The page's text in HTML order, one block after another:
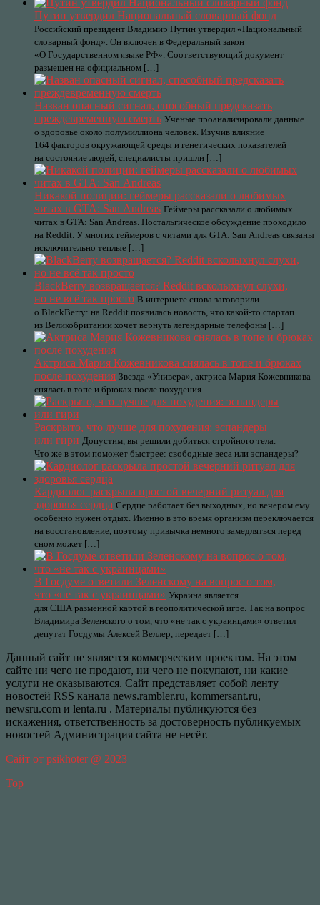
Путин утвердил Национальный словарный фонд
Российский президент Владимир Путин утвердил «Национальный
словарный фонд». Он включен в Федеральный закон
«О Государственном языке РФ». Соответствующий документ
размещен на официальном […]
Назван опасный сигнал, способный предсказать
преждевременную смерть Ученые проанализировали данные
о здоровье около полумиллиона человек. Изучив влияние
164 факторов окружающей среды и генетических показателей
на состояние людей, специалисты пришли […]
Никакой полиции: геймеры рассказали о любимых
читах в GTA: San Andreas Геймеры рассказали о любимых
читах в GTA: San Andreas. Ностальгическое обсуждение проходило
на Reddit. У многих геймеров с читами для GTA: San Andreas связаны
исключительно теплые […]
BlackBerry возвращается? Reddit всколыхнул слухи,
но не всё так просто В интернете снова заговорили
о BlackBerry: на Reddit появилась новость, что какой-то стартап
из Великобритании хочет вернуть легендарные телефоны […]
Актриса Мария Кожевникова снялась в топе и брюках
после похудения Звезда «Универа», актриса Мария Кожевникова
снялась в топе и брюках после похудения.
Раскрыто, что лучше для похудения: эспандеры
или гири Допустим, вы решили добиться стройного тела.
Что же в этом поможет быстрее: свободные веса или эспандеры?
Кардиолог раскрыла простой вечерний ритуал для
здоровья сердца Сердце работает без выходных, но вечером ему
особенно нужен отдых. Именно в это время организм переключается
на восстановление, поэтому привычка немного замедляться перед
сном может […]
В Госдуме ответили Зеленскому на вопрос о том,
что «не так с украинцами» Украина является
для США разменной картой в геополитической игре. Так на вопрос
Владимира Зеленского о том, что «не так с украинцами» ответил
депутат Госдумы Алексей Веллер, передает […]
Данный сайт не является коммерческим проектом. На этом
сайте ни чего не продают, ни чего не покупают, ни какие
услуги не оказываются. Сайт представляет собой ленту
новостей RSS канала news.rambler.ru, kommersant.ru,
newsru.com и lenta.ru . Материалы публикуются без
искажения, ответственность за достоверность публикуемых
новостей Администрация сайта не несёт.
Сайт от psikhoter @ 2023
Top